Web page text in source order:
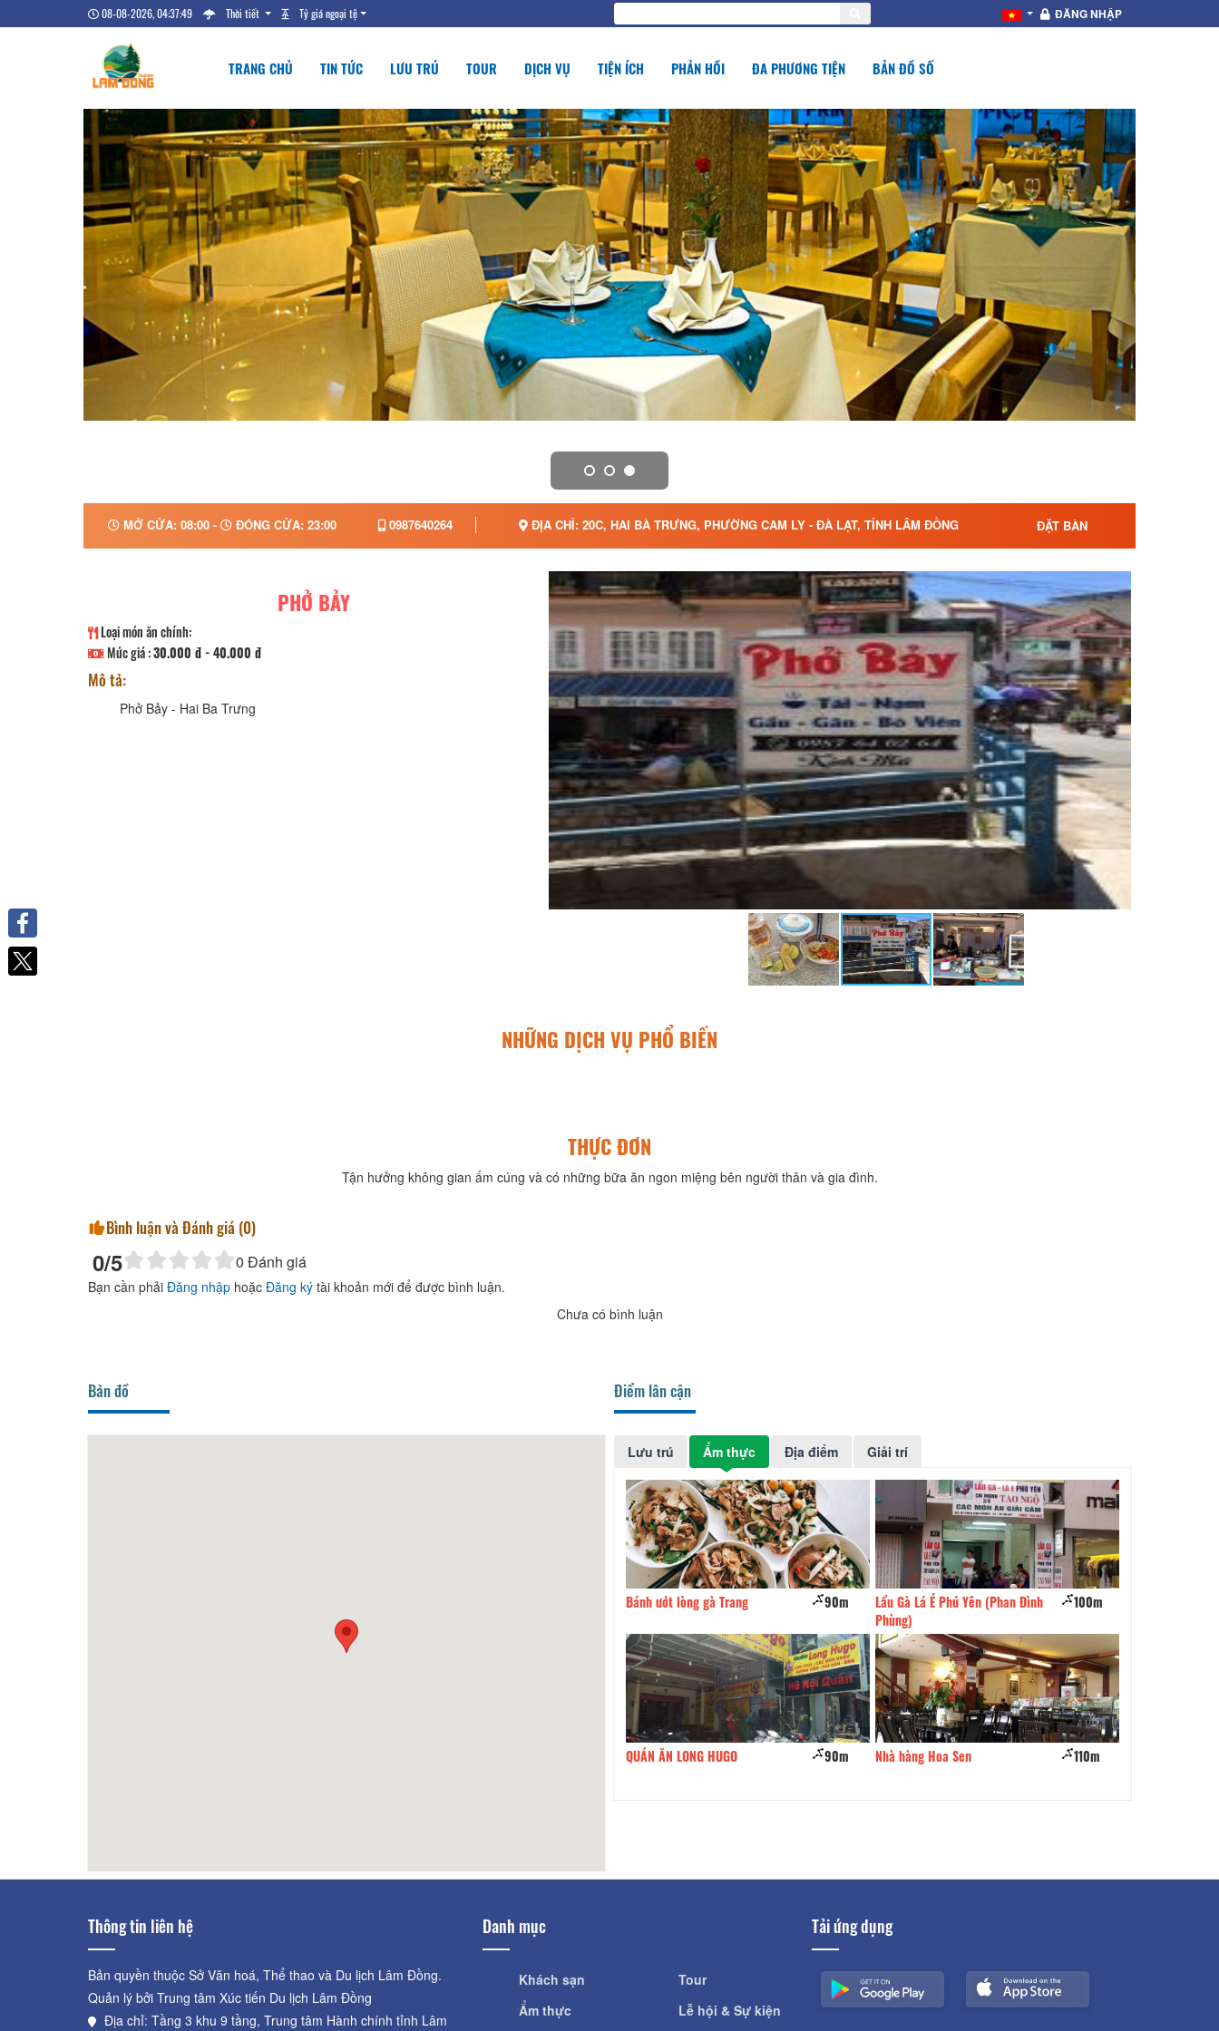
08-08-2026, 04:37:50 Thời tiết Tỷ giá ngoại tệ ĐĂNG NHẬP
TRANG CHỦ TIN TỨC LƯU TRÚ TOUR DỊCH VỤ TIỆN ÍCH PHẢN HỒI ĐA PHƯƠNG TIỆN BẢN ĐỒ SỐ
MỞ CỬA: 08:00 - ĐÓNG CỬA: 23:00 0987640264 ĐỊA CHỈ: 20C, HAI BÀ TRƯNG, PHƯỜNG CAM LY - ĐÀ LẠT, TỈNH LÂM ĐỒNG ĐẶT BÀN
PHỞ BẢY
Loại món ăn chính:
Mức giá :30.000 đ - 40.000 đ
Mô tả:
Phở Bảy - Hai Ba Trưng
NHỮNG DỊCH VỤ PHỔ BIẾN
THỰC ĐƠN
Tận hưởng không gian ấm cúng và có những bữa ăn ngon miệng bên người thân và gia đình.
Bình luận và Đánh giá (0)
0/5 0 Đánh giá
Bạn cần phải Đăng nhập hoặc Đăng ký tài khoản mới để được bình luận.
Chưa có bình luận
Bản đồ Điểm lân cận
Lưu trú Ẩm thực Địa điểm Giải trí
Bánh ướt lòng gà Trang 90m
QUÁN ĂN LONG HUGO 90m
Lẩu Gà Lá É Phú Yên (Phan Đình
100m
Nhà hàng Hoa Sen
Primavera Italian Cafe &
Cà phê 31
Thông tin liên hệ
Bản quyền thuộc Sở Văn hoá, Thể thao và Du lịch Lâm Đồng.
Quản lý bởi Trung tâm Xúc tiến Du lịch Lâm Đồng
Địa chỉ: Tầng 3 khu 9 tầng, Trung tâm Hành chính tỉnh Lâm
Danh mục
Khách sạn
Ẩm thực
Tour
Lễ hội & Sự kiện
Tải ứng dụng
Facebook